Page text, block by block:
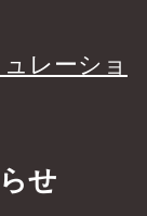
レーショ
せ